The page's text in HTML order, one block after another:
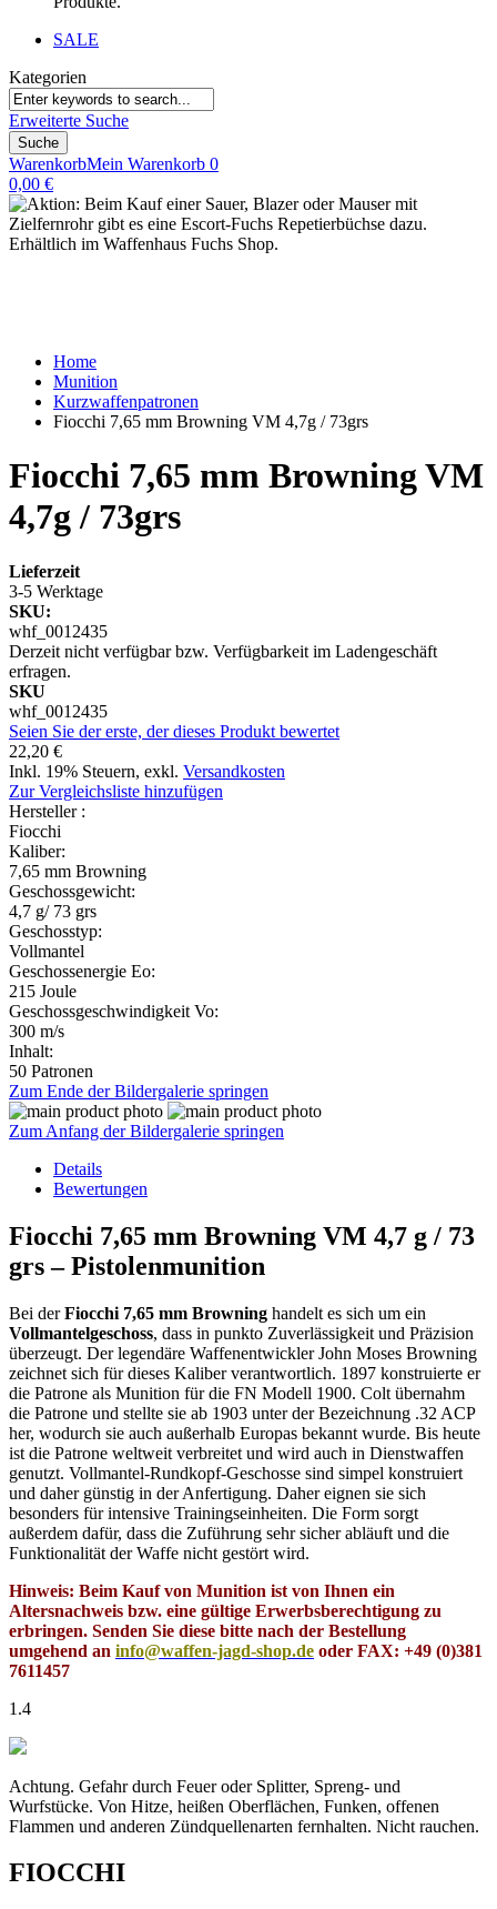
SALE
Kategorien
Erweiterte Suche
Suche
WarenkorbMein Warenkorb 0
0,00 €
Home
Munition
Kurzwaffenpatronen
Fiocchi 7,65 mm Browning VM 4,7g / 73grs
Fiocchi 7,65 mm Browning VM
4,7g / 73grs
Lieferzeit
3-5 Werktage
SKU:
whf_0012435
Derzeit nicht verfügbar bzw. Verfügbarkeit im Ladengeschäft
erfragen.
SKU
whf_0012435
Seien Sie der erste, der dieses Produkt bewertet
22,20 €
Inkl. 19% Steuern, exkl. Versandkosten
Zur Vergleichsliste hinzufügen
Hersteller :
Fiocchi
Kaliber:
7,65 mm Browning
Geschossgewicht:
4,7 g/ 73 grs
Geschosstyp:
Vollmantel
Geschossenergie Eo:
215 Joule
Geschossgeschwindigkeit Vo:
300 m/s
Inhalt:
50 Patronen
Zum Ende der Bildergalerie springen
Zum Anfang der Bildergalerie springen
Details
Bewertungen
Fiocchi 7,65 mm Browning VM 4,7 g / 73
grs – Pistolenmunition
Bei derFiocchi 7,65 mm Browning handelt es sich um ein
Vollmantelgeschoss, dass in punkto Zuverlässigkeit und Präzision
überzeugt. Der legendäre Waffenentwickler John Moses Browning
zeichnet sich für dieses Kaliber verantwortlich. 1897 konstruierte er
die Patrone als Munition für die FN Modell 1900. Colt übernahm
die Patrone und stellte sie ab 1903 unter der Bezeichnung .32 ACP
her, wodurch sie auch außerhalb Europas bekannt wurde. Bis heute
ist die Patrone weltweit verbreitet und wird auch in Dienstwaffen
genutzt. Vollmantel-Rundkopf-Geschosse sind simpel konstruiert
und daher günstig in der Anfertigung. Daher eignen sie sich
besonders für intensive Trainingseinheiten. Die Form sorgt
außerdem dafür, dass die Zuführung sehr sicher abläuft und die
Funktionalität der Waffe nicht gestört wird.
Hinweis: Beim Kauf von Munition ist von Ihnen ein
Altersnachweis bzw. eine gültige Erwerbsberechtigung zu
erbringen. Senden Sie diese bitte nach der Bestellung
umgehend an info@waffen-jagd-shop.de oder FAX: +49 (0)381
7611457
1.4
Achtung. Gefahr durch Feuer oder Splitter, Spreng- und
Wurfstücke. Von Hitze, heißen Oberflächen, Funken, offenen
Flammen und anderen Zündquellenarten fernhalten. Nicht rauchen.
FIOCCHI